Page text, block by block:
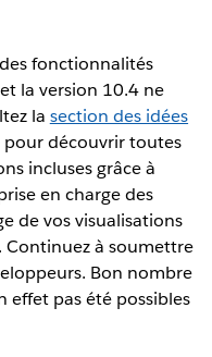
fonctionnalités
la version 10.4 ne
la section des idées
découvrir toutes
incluses grâce à
en charge des
de vos visualisations
Continuez à soumettre
Bon nombre
effet pas été possibles